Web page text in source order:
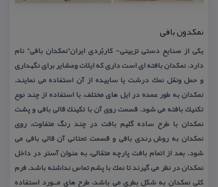
نمكدون بافی
یكی از صنایع دستی تزیینی- كاربُردی ایران”نمكدان بافی” نام
دارد. نمكدان بافته ای است داری كه ایلات وعشایر برای نگهداری
و حمل ونقل نمك درشت یا ساییده از آن استفاده می نمایند.
نمكدان به طور عمده در ایل های مختلف، با استفاده از چند نوع
تكنیك بافته می شود. قسمت روی آن با تكینك قالی بافی و پشت
نمكدان با طرح ساده گلیم بافت در چند رنگ متفاوت، روی
نمكدان به روش ِرندی بافی و قسمت تحتانی آن قالی بافی می
شود. بعد از اتمام بافت پارچه متقالی، به عنوان آستر در داخل
نمكدان در نظر می گیرند تا نمك با پشم تماس نداشته باشد. فرم
كلی نمكدان به شكل بطری می باشد، طرح های مــورد استفاده